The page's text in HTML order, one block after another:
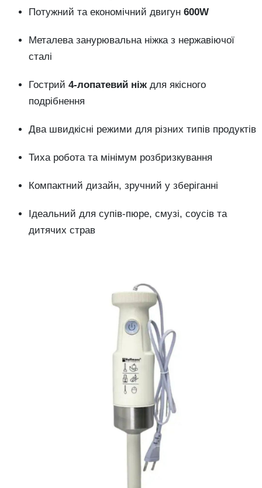
Потужний та економічний двигун 600W
Металева занурювальна ніжка з нержавіючої
сталі
Гострий 4-лопатевий ніж для якісного
подрібнення
Два швидкісні режими для різних типів продуктів
Тиха робота та мінімум розбризкування
Компактний дизайн, зручний у зберіганні
Ідеальний для супів-пюре, смузі, соусів та
дитячих страв